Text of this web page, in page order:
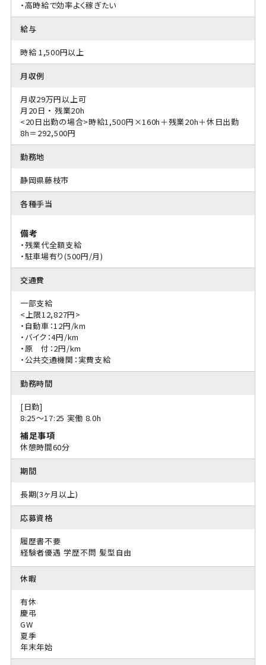
・高時給で効率よく稼ぎたい
給与
時給 1,500円以上
月収例
月収29万円以上可
月20日 ・ 残業20h
<20日出勤の場合>時給1,500円×160h＋残業20h＋休日出勤
8h＝292,500円
勤務地
静岡県藤枝市
各種手当
備考
・残業代全額支給
・駐車場有り(500円/月)
交通費
一部支給
<上限12,827円>
・自動車：12円/km
・バイク：4円/km
・原 付：2円/km
・公共交通機関：実費支給
勤務時間
[日勤]
8:25〜17:25 実働 8.0h
補足事項
休憩時間60分
期間
長期(3ヶ月以上)
応募資格
履歴書不要
経験者優遇 学歴不問 髪型自由
休暇
有休
慶弔
GW
夏季
年末年始